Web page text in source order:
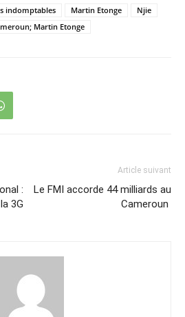
indomptables Martin Etonge
Njie
Martin Etonge
:
3G
Article suivant
Le FMI accorde 44 milliards au
Cameroun